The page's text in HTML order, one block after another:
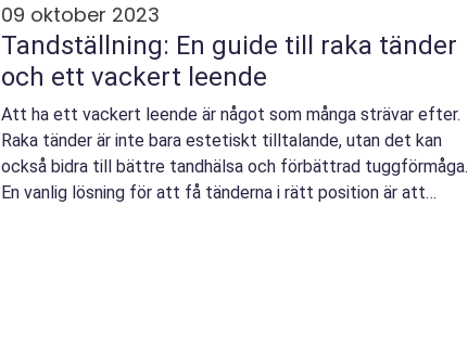
09 oktober 2023
Tandställning: En guide till raka tänder
och ett vackert leende
Att ha ett vackert leende är något som många strävar efter.
Raka tänder är inte bara estetiskt tilltalande, utan det kan
också bidra till bättre tandhälsa och förbättrad tuggförmåga.
En vanlig lösning för att få tänderna i rätt position är att